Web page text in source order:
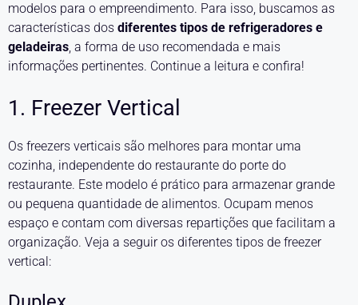
modelos para o empreendimento. Para isso, buscamos as
características dos diferentes tipos de refrigeradores e
geladeiras, a forma de uso recomendada e mais
informações pertinentes. Continue a leitura e confira!
1. Freezer Vertical
Os freezers verticais são melhores para montar uma
cozinha, independente do restaurante do porte do
restaurante. Este modelo é prático para armazenar grande
ou pequena quantidade de alimentos. Ocupam menos
espaço e contam com diversas repartições que facilitam a
organização. Veja a seguir os diferentes tipos de freezer
vertical: